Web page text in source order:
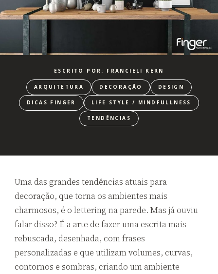
ESCRITO POR: FRANCIELI KERN
ARQUITETURA DECORAÇÃO DESIGN
DICAS FINGER LIFE STYLE / MINDFULLNESS
TENDÊNCIAS
Uma das grandes tendências atuais para
decoração, que torna os ambientes mais
charmosos, é o lettering na parede. Mas já ouviu
falar disso? É a arte de fazer uma escrita mais
rebuscada, desenhada, com frases
personalizadas e que utilizam volumes, curvas,
contornos e sombras, criando um ambiente